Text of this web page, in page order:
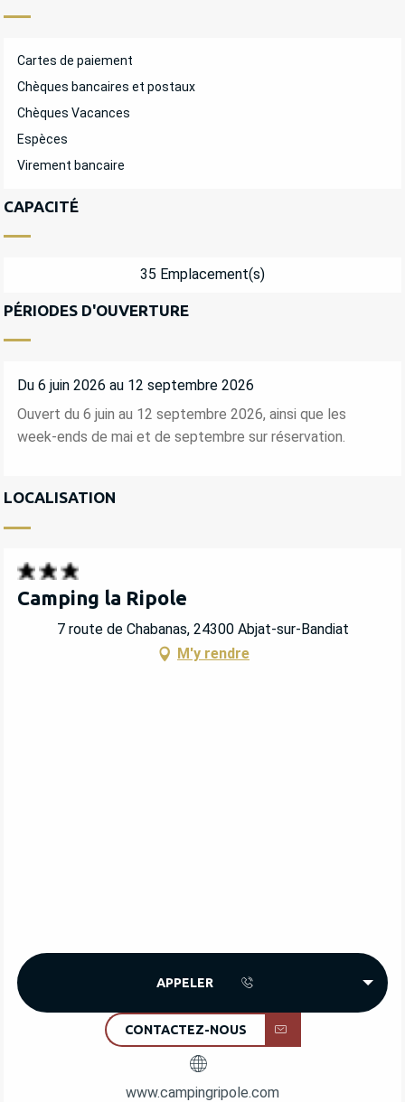
Cartes de paiement
Chèques bancaires et postaux
Chèques Vacances
Espèces
Virement bancaire
CAPACITÉ
35 Emplacement(s)
PÉRIODES D'OUVERTURE
Du 6 juin 2026 au 12 septembre 2026
Ouvert du 6 juin au 12 septembre 2026, ainsi que les
week-ends de mai et de septembre sur réservation.
LOCALISATION
Camping la Ripole
7 route de Chabanas, 24300 Abjat-sur-Bandiat
M'y rendre
APPELER
CONTACTEZ-NOUS
www.campingripole.com